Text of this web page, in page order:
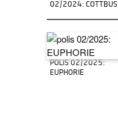
02/2024: COTTBUS
POLIS 02/2025:
EUPHORIE